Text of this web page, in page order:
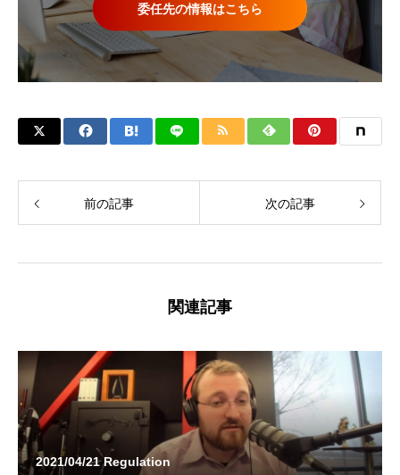
委任先の情報はこちら
前の記事 次の記事
関連記事
2021/04/21 Regulation